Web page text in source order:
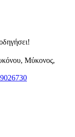
Μύκονος,